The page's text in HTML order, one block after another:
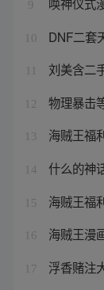
9
10 DNF二套
刘美含二
12 物理暴击
13 海贼王福
14 什么的神
15 海贼王福
16 海贼王漫
17 浮香赌注